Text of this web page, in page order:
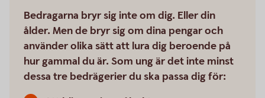
Bedragarna bryr sig inte om dig. Eller din
ålder. Men de bryr sig om dina pengar och
använder olika sätt att lura dig beroende på
hur gammal du är. Som ung är det inte minst
dessa tre bedrägerier du ska passa dig för: